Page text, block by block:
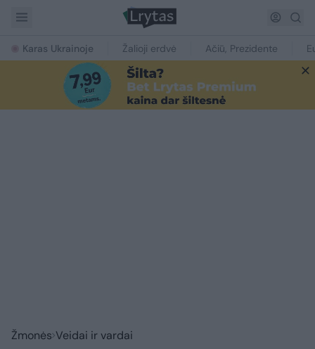
Karas Ukrainoje Žalioji erdvė Ačiū, Prezidente
Žmonės Veidai ir vardai